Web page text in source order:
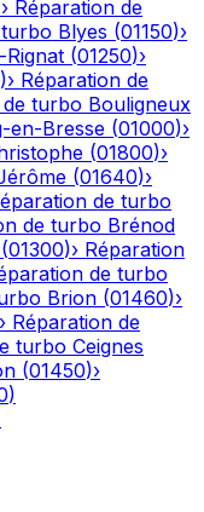
› Réparation de
Blyes (01150)›
(01250)›
)› Réparation de
turbo Bouligneux
en-Bresse (01000)›
(01800)›
(01640)›
de turbo
de turbo Brénod
(01300)› Réparation
de turbo
Brion (01460)›
› Réparation de
turbo Ceignes
(01450)›
)